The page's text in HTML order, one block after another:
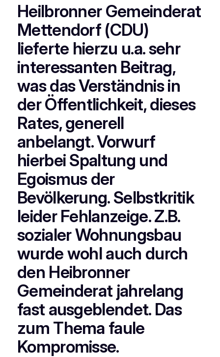
Heilbronner Gemeinderat
Mettendorf (CDU)
lieferte hierzu u.a. sehr
interessanten Beitrag,
was das Verständnis in
der Öffentlichkeit, dieses
Rates, generell
anbelangt. Vorwurf
hierbei Spaltung und
Egoismus der
Bevölkerung. Selbstkritik
leider Fehlanzeige. Z.B.
sozialer Wohnungsbau
wurde wohl auch durch
den Heibronner
Gemeinderat jahrelang
fast ausgeblendet. Das
zum Thema faule
Kompromisse.